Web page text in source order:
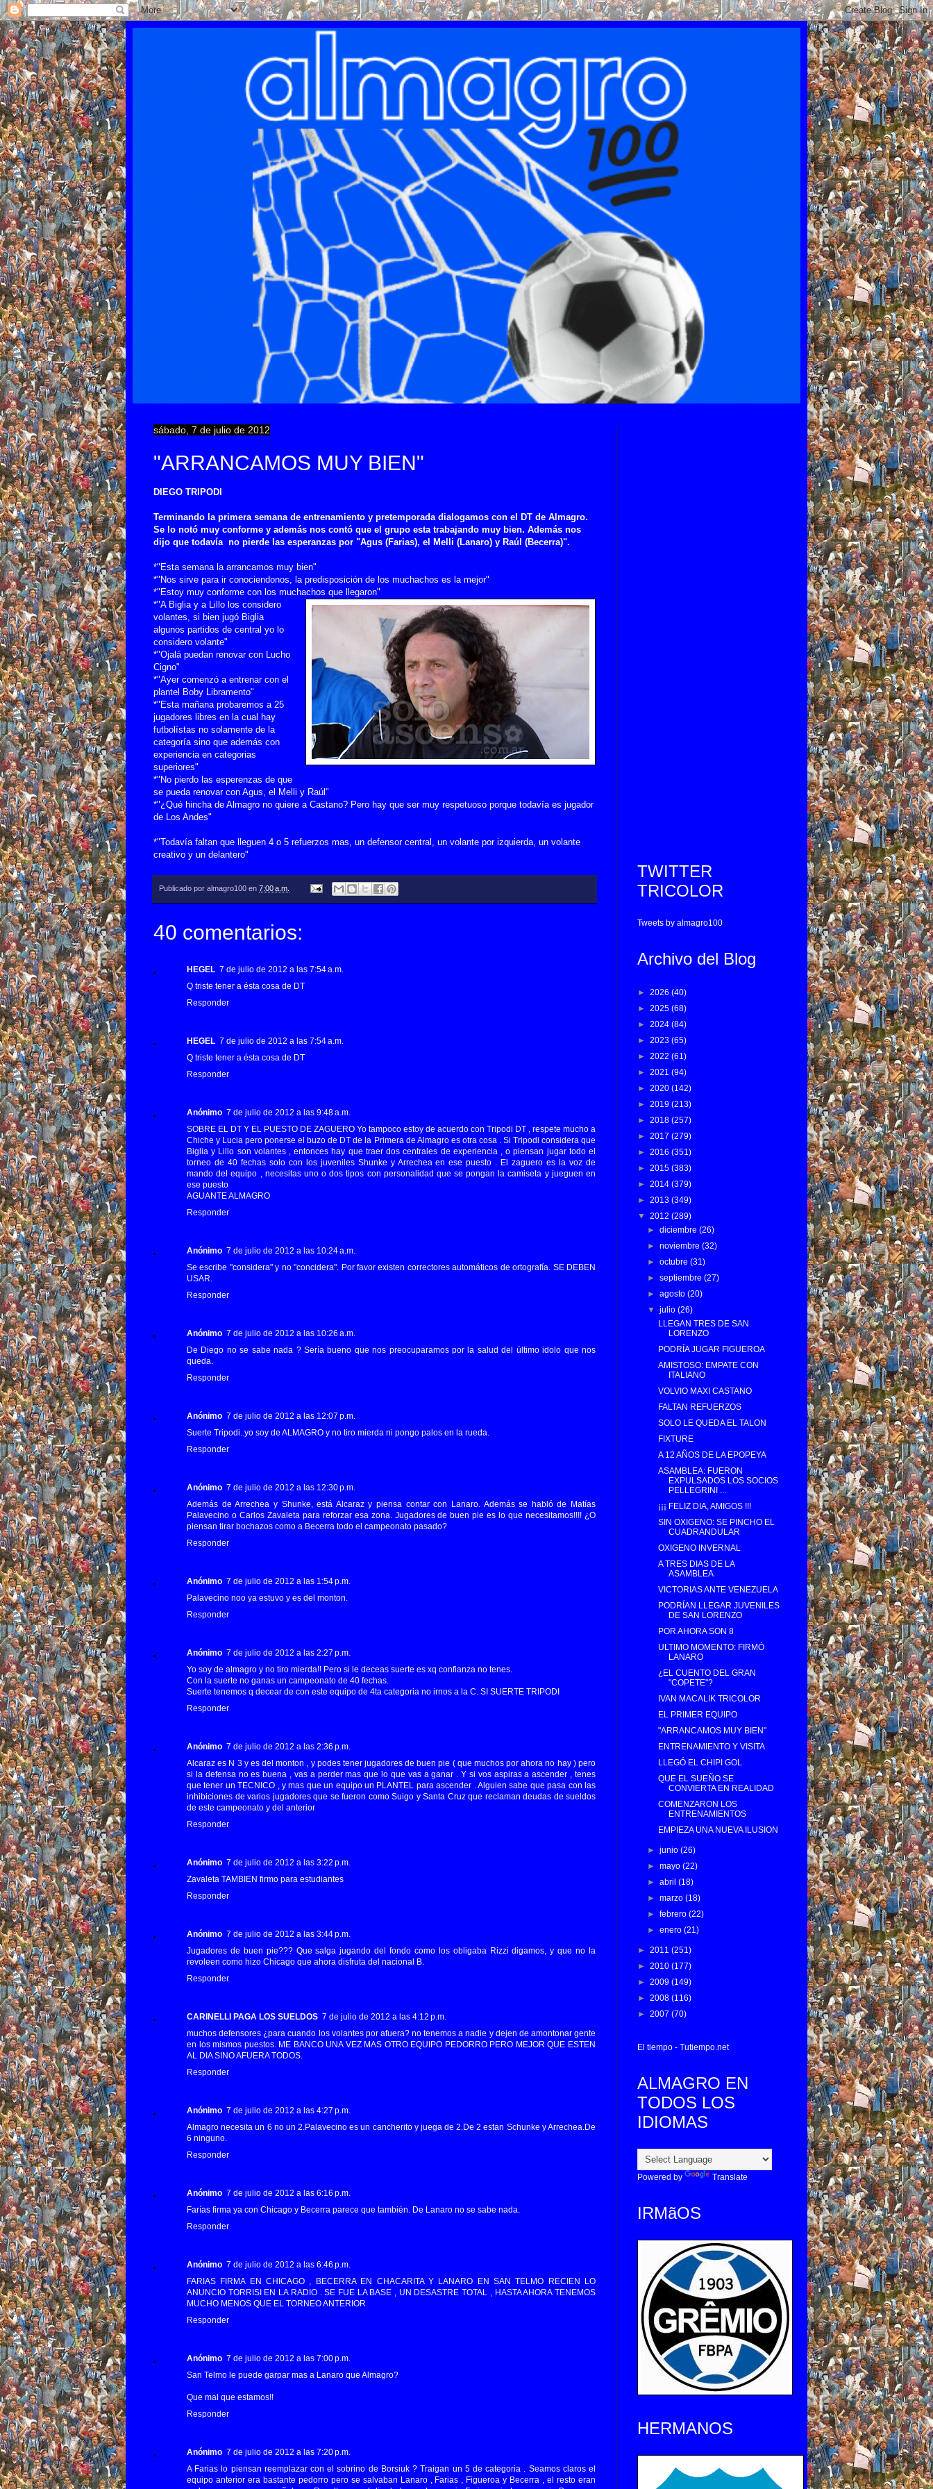
sábado, 7 de julio de 2012
"ARRANCAMOS MUY BIEN"
DIEGO TRIPODI
Terminando la primera semana de entrenamiento y pretemporada dialogamos con el DT de Almagro.
Se lo notó muy conforme y además nos contó que el grupo esta trabajando muy bien. Además nos
dijo que todavía no pierde las esperanzas por "Agus (Farias), el Melli (Lanaro) y Raúl (Becerra)".
*"Esta semana la arrancamos muy bien"
*"Nos sirve para ir conociendonos, la predisposición de los muchachos es la mejor"
*"Estoy muy conforme con los muchachos que llegaron"
*"A Biglia y a Lillo los considero
volantes, si bien jugó Biglia
algunos partidos de central yo lo
considero volante"
*"Ojalá puedan renovar con Lucho
Cigno"
*"Ayer comenzó a entrenar con el
plantel Boby Libramento"
*"Esta mañana probaremos a 25
jugadores libres en la cual hay
futbolístas no solamente de la
categoría sino que además con
experiencia en categorias
superiores"
*"No pierdo las esperenzas de que
se pueda renovar con Agus, el Melli y Raúl"
*"¿Qué hincha de Almagro no quiere a Castano? Pero hay que ser muy respetuoso porque todavía es jugador
de Los Andes"
*"Todavía faltan que lleguen 4 o 5 refuerzos mas, un defensor central, un volante por izquierda, un volante
creativo y un delantero"
Publicado por almagro100 en 7:00 a.m.
40 comentarios:
HEGEL 7 de julio de 2012 a las 7:54 a.m.
Q triste tener a ésta cosa de DT
Responder
HEGEL 7 de julio de 2012 a las 7:54 a.m.
Q triste tener a ésta cosa de DT
Responder
Anónimo 7 de julio de 2012 a las 9:48 a.m.
SOBRE EL DT Y EL PUESTO DE ZAGUERO Yo tampoco estoy de acuerdo con Tripodi DT , respete mucho a
Chiche y Lucia pero ponerse el buzo de DT de la Primera de Almagro es otra cosa . Si Tripodi considera que
Biglia y Lillo son volantes , entonces hay que traer dos centrales de experiencia , o piensan jugar todo el
torneo de 40 fechas solo con los juveniles Shunke y Arrechea en ese puesto . El zaguero es la voz de
mando del equipo , necesitas uno o dos tipos con personalidad que se pongan la camiseta y jueguen en
ese puesto
AGUANTE ALMAGRO
Responder
Anónimo 7 de julio de 2012 a las 10:24 a.m.
Se escribe "considera" y no "concidera". Por favor existen correctores automáticos de ortografía. SE DEBEN
USAR.
Responder
Anónimo 7 de julio de 2012 a las 10:26 a.m.
De Diego no se sabe nada ? Sería bueno que nos preocuparamos por la salud del último idolo que nos
queda.
Responder
Anónimo 7 de julio de 2012 a las 12:07 p.m.
Suerte Tripodi..yo soy de ALMAGRO y no tiro mierda ni pongo palos en la rueda.
Responder
Anónimo 7 de julio de 2012 a las 12:30 p.m.
Además de Arrechea y Shunke, está Alcaraz y piensa contar con Lanaro. Además se habló de Matías
Palavecino o Carlos Zavaleta para reforzar esa zona. Jugadores de buen pie es lo que necesitamos!!!! ¿O
piensan tirar bochazos como a Becerra todo el campeonato pasado?
Responder
Anónimo 7 de julio de 2012 a las 1:54 p.m.
Palavecino noo ya estuvo y es del monton.
Responder
Anónimo 7 de julio de 2012 a las 2:27 p.m.
Yo soy de almagro y no tiro mierda!! Pero si le deceas suerte es xq confianza no tenes.
Con la suerte no ganas un campeonato de 40 fechas.
Suerte tenemos q decear de con este equipo de 4ta categoria no irnos a la C. SI SUERTE TRIPODI
Responder
Anónimo 7 de julio de 2012 a las 2:36 p.m.
Alcaraz es N 3 y es del monton , y podes tener jugadores de buen pie ( que muchos por ahora no hay ) pero
si la defensa no es buena , vas a perder mas que lo que vas a ganar . Y si vos aspiras a ascender , tenes
que tener un TECNICO , y mas que un equipo un PLANTEL para ascender . Alguien sabe que pasa con las
inhibiciones de varios jugadores que se fueron como Suigo y Santa Cruz que reclaman deudas de sueldos
de este campeonato y del anterior
Responder
Anónimo 7 de julio de 2012 a las 3:22 p.m.
Zavaleta TAMBIEN firmo para estudiantes
Responder
Anónimo 7 de julio de 2012 a las 3:44 p.m.
Jugadores de buen pie??? Que salga jugando del fondo como los obligaba Rizzi digamos, y que no la
revoleen como hizo Chicago que ahora disfruta del nacional B.
Responder
CARINELLI PAGA LOS SUELDOS 7 de julio de 2012 a las 4:12 p.m.
muchos defensores ¿para cuando los volantes por afuera? no tenemos a nadie y dejen de amontonar gente
en los mismos puestos. ME BANCO UNA VEZ MAS OTRO EQUIPO PEDORRO PERO MEJOR QUE ESTEN
AL DIA SINO AFUERA TODOS.
Responder
Anónimo 7 de julio de 2012 a las 4:27 p.m.
Almagro necesita un 6 no un 2.Palavecino es un cancherito y juega de 2.De 2 estan Schunke y Arrechea.De
6 ninguno.
Responder
Anónimo 7 de julio de 2012 a las 6:16 p.m.
Farías firma ya con Chicago y Becerra parece que también. De Lanaro no se sabe nada.
Responder
Anónimo 7 de julio de 2012 a las 6:46 p.m.
FARIAS FIRMA EN CHICAGO , BECERRA EN CHACARITA Y LANARO EN SAN TELMO RECIEN LO
ANUNCIO TORRISI EN LA RADIO . SE FUE LA BASE , UN DESASTRE TOTAL , HASTA AHORA TENEMOS
MUCHO MENOS QUE EL TORNEO ANTERIOR
Responder
Anónimo 7 de julio de 2012 a las 7:00 p.m.
San Telmo le puede garpar mas a Lanaro que Almagro?
Que mal que estamos!!
Responder
Anónimo 7 de julio de 2012 a las 7:20 p.m.
A Farias lo piensan reemplazar con el sobrino de Borsiuk ? Traigan un 5 de categoria . Seamos claros el
equipo anterior era bastante pedorro pero se salvaban Lanaro , Farias , Figueroa y Becerra , el resto eran
TWITTER
TRICOLOR
Tweets by almagro100
Archivo del Blog
► 2026 (40)
► 2025 (68)
► 2024 (84)
► 2023 (65)
► 2022 (61)
► 2021 (94)
► 2020 (142)
► 2019 (213)
► 2018 (257)
► 2017 (279)
► 2016 (351)
► 2015 (383)
► 2014 (379)
► 2013 (349)
▼ 2012 (289)
►diciembre(26)
►noviembre(32)
►octubre(31)
►septiembre(27)
►agosto(20)
▼julio(26)
LLEGAN TRES DE SAN
LORENZO
PODRÍA JUGAR FIGUEROA
AMISTOSO: EMPATE CON
ITALIANO
VOLVIO MAXI CASTANO
FALTAN REFUERZOS
SOLO LE QUEDA EL TALON
FIXTURE
A 12 AÑOS DE LA EPOPEYA
ASAMBLEA: FUERON
EXPULSADOS LOS SOCIOS
PELLEGRINI ...
¡¡¡ FELIZ DIA, AMIGOS !!!
SIN OXIGENO: SE PINCHO EL
CUADRANDULAR
OXIGENO INVERNAL
A TRES DIAS DE LA
ASAMBLEA
VICTORIAS ANTE VENEZUELA
PODRÍAN LLEGAR JUVENILES
DE SAN LORENZO
POR AHORA SON 8
ULTIMO MOMENTO: FIRMÓ
LANARO
¿EL CUENTO DEL GRAN
"COPETE"?
IVAN MACALIK TRICOLOR
EL PRIMER EQUIPO
"ARRANCAMOS MUY BIEN"
ENTRENAMIENTO Y VISITA
LLEGÓ EL CHIPI GOL
QUE EL SUEÑO SE
CONVIERTA EN REALIDAD
COMENZARON LOS
ENTRENAMIENTOS
EMPIEZA UNA NUEVA ILUSION
►junio(26)
►mayo(22)
►abril(18)
►marzo(18)
►febrero(22)
►enero(21)
► 2011 (251)
► 2010 (177)
► 2009 (149)
► 2008 (116)
► 2007 (70)
El tiempo - Tutiempo.net
ALMAGRO EN
TODOS LOS
IDIOMAS
Powered by Translate
IRMãOS
HERMANOS